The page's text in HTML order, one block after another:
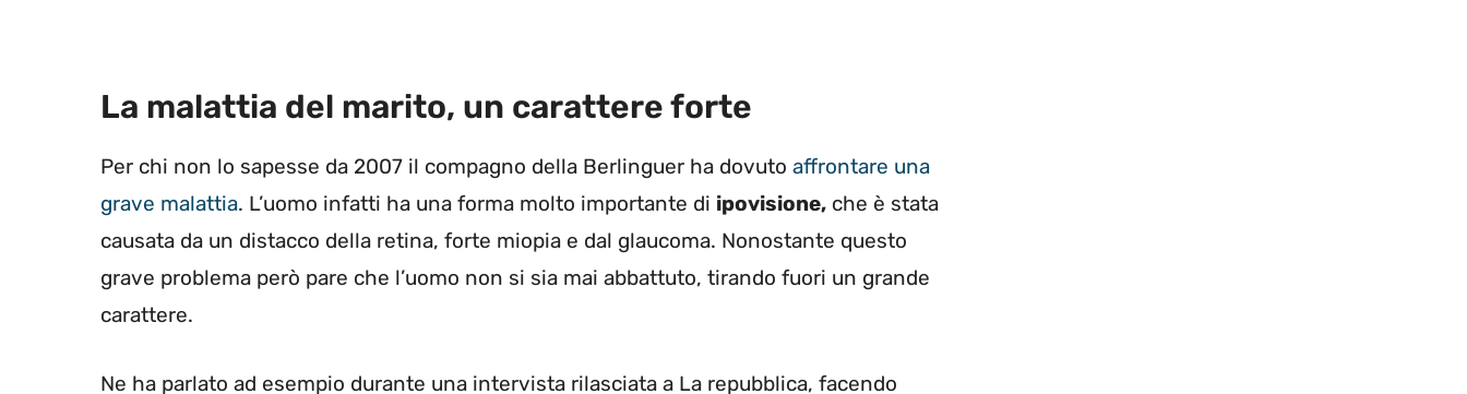
La malattia del marito, un carattere forte
Per chi non lo sapesse da 2007 il compagno della Berlinguer ha dovuto affrontare una
grave malattia. L’uomo infatti ha una forma molto importante di ipovisione, che è stata
causata da un distacco della retina, forte miopia e dal glaucoma. Nonostante questo
grave problema però pare che l’uomo non si sia mai abbattuto, tirando fuori un grande
carattere.
Ne ha parlato ad esempio durante una intervista rilasciata a La repubblica, facendo